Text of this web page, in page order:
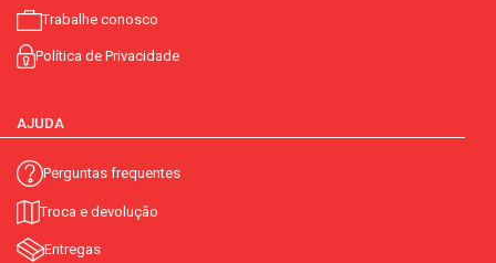
Trabalhe conosco
Política de Privacidade
AJUDA
Perguntas frequentes
Troca e devolução
Entregas